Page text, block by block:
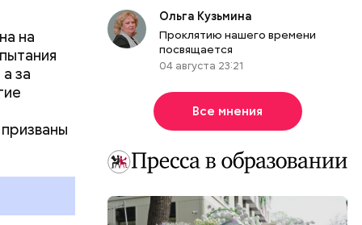
на
за
Ольга Кузьмина
Проклятию нашего времени
посвящается
04 августа 23:21
Все мнения